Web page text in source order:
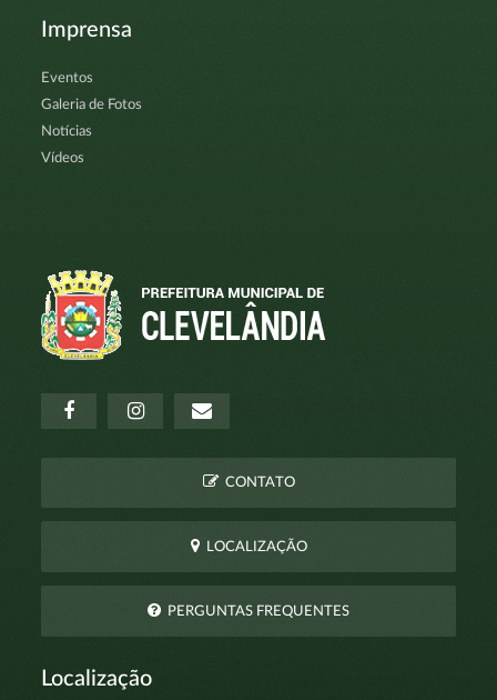
Imprensa
Eventos
Galeria de Fotos
Notícias
Vídeos
CONTATO
LOCALIZAÇÃO
PERGUNTAS FREQUENTES
Localização